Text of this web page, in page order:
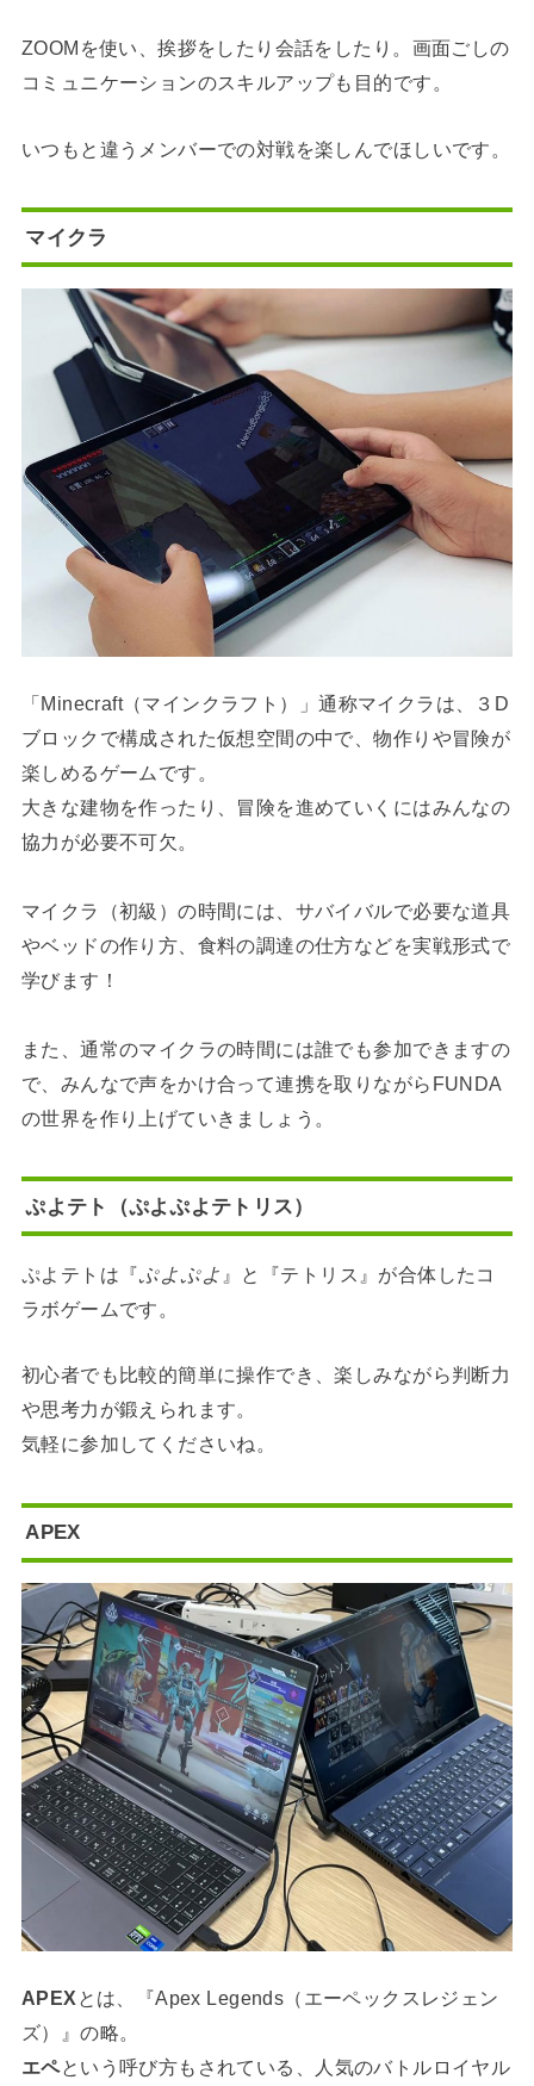
ZOOMを使い、挨拶をしたり会話をしたり。画面ごしの
コミュニケーションのスキルアップも目的です。
いつもと違うメンバーでの対戦を楽しんでほしいです。
マイクラ
「Minecraft（マインクラフト）」通称マイクラは、３D
ブロックで構成された仮想空間の中で、物作りや冒険が
楽しめるゲームです。
大きな建物を作ったり、冒険を進めていくにはみんなの
協力が必要不可欠。
マイクラ（初級）の時間には、サバイバルで必要な道具
やベッドの作り方、食料の調達の仕方などを実戦形式で
学びます！
また、通常のマイクラの時間には誰でも参加できますの
で、みんなで声をかけ合って連携を取りながらFUNDA
の世界を作り上げていきましょう。
ぷよテト（ぷよぷよテトリス）
ぷよテトは『ぷよぷよ 』と『テトリス』が合体したコ
ラボゲームです。
初心者でも比較的簡単に操作でき、楽しみながら判断力
や思考力が鍛えられます。
気軽に参加してくださいね。
APEX
APEX とは、『Apex Legends（エーペックスレジェン
ズ）』の略。
エペという呼び方もされている、人気のバトルロイヤル